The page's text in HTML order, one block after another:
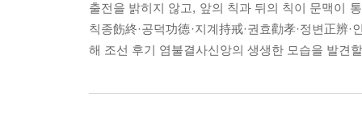
출전을 밝히지 않고, 앞의 칙과 뒤의 칙이 문맥이
칙종飭終·공덕功德·지계持戒·권효勸孝·정변正
해 조선 후기 염불결사신앙의 생생한 모습을 발견